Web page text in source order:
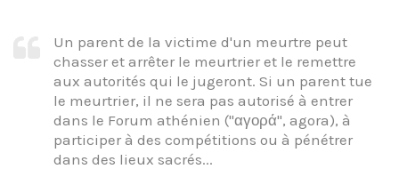
Un parent de la victime d'un meurtre peut
chasser et arrêter le meurtrier et le remettre
aux autorités qui le jugeront. Si un parent tue
le meurtrier, il ne sera pas autorisé à entrer
dans le Forum athénien ("αγορά", agora), à
participer à des compétitions ou à pénétrer
dans des lieux sacrés...